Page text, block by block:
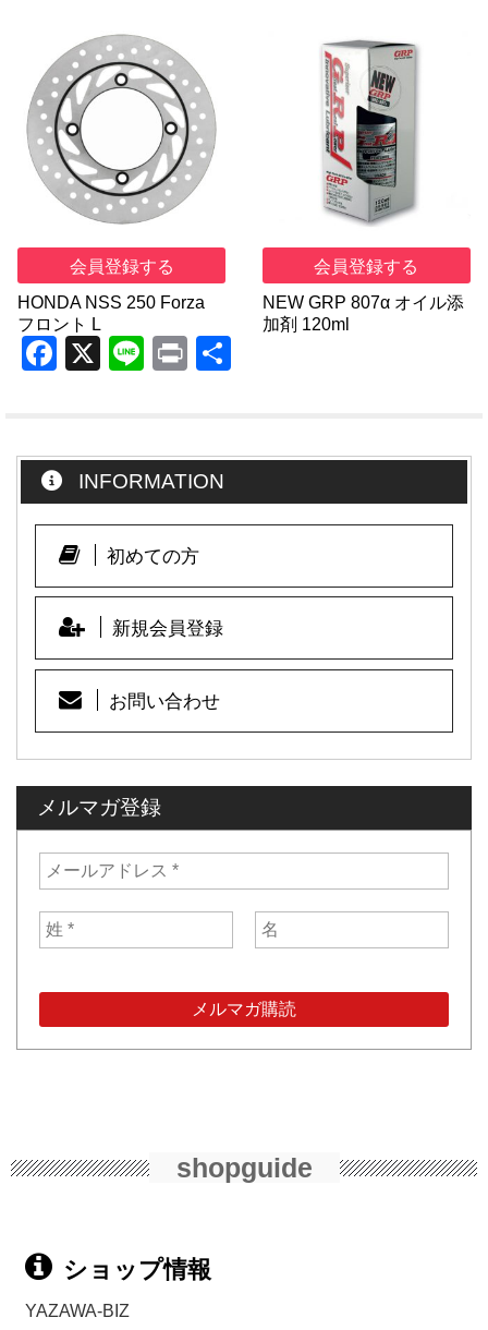
会員登録する
HONDA NSS 250 Forza
フロント L
会員登録する
NEW GRP 807α オイル添
加剤 120ml
F
e
b
o
o
k
X
Li
Pr
INFORMATION
初めての方
新規会員登録
お問い合わせ
メルマガ登録
shopguide
ショップ情報
YAZAWA-BIZ